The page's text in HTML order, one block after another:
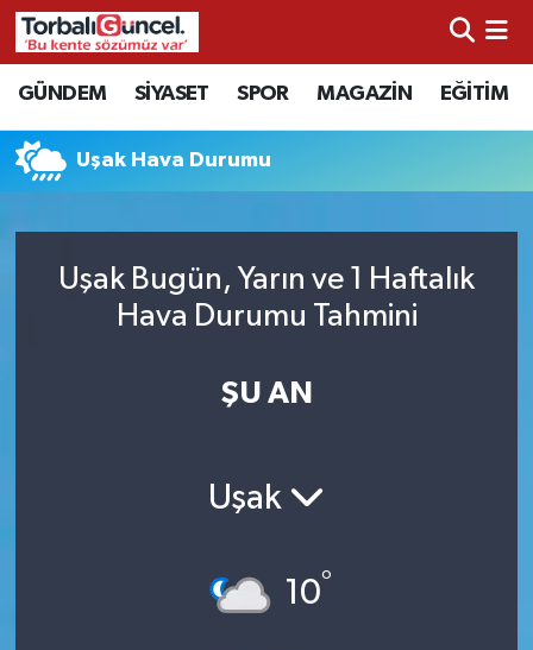
GÜNDEM SİYASET SPOR MAGAZİN EĞİTİM
Uşak Hava Durumu
Uşak Bugün, Yarın ve 1 Haftalık
Hava Durumu Tahmini
ŞU AN
Uşak
10°
İzmir Nöbetçi Eczaneler
İzmir Hava Durumu
İzmir Trafik Yoğunluk Haritası
Süper Lig Puan Durumu ve Fikstür